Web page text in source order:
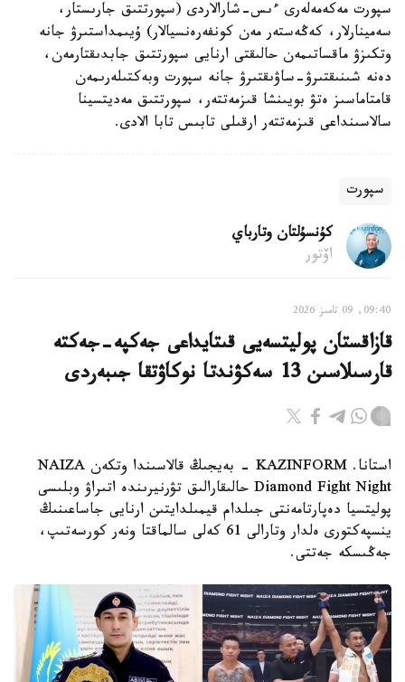
سپورت مەكەمەلەرى ءىس-شارالاردى (سپورتتىق جارىستار،
سەمينارلار، كەڭەستەر مەن كونفەرەنسيالار) ۇيىمداستىرۋ جانە
وتكىزۋ ماقساتىمەن حالىقتى ارنايى سپورتتىق جابدىقتارمەن،
دەنە شىنىقتىرۋ-ساۋىقتىرۋ جانە سپورت وبەكتىلەرىمەن
قامتاماسىز ەتۋ بويىنشا قىزمەتتەر، سپورتتىق مەديتسينا
سالاسىنداعى قىزمەتتەر ارقىلى تابىس تابا الادى.
سپورت
كۇنسۇلتان وتارباي
اۆتور
09:40, 09 تامىز 2026
قازاقستان پوليتسەيى قىتايداعى جەكپە-جەكتە
قارسىلاسىن 13 سەكۋندتا نوكاۋتقا جىبەردى
استانا. KAZINFORM - بەيجىڭ قالاسىندا وتكەن NAIZA
Diamond Fight Night حالىقارالىق تۋرنيرىندە اتىراۋ وبلىسى
پوليتسيا دەپارتامەنتى جىلدام قيمىلدايتىن ارنايى جاساعىنىڭ
ينسپەكتورى ەلدار وتارالى 61 كەلى سالماقتا ونەر كورسەتىپ،
جەڭىسكە جەتتى.